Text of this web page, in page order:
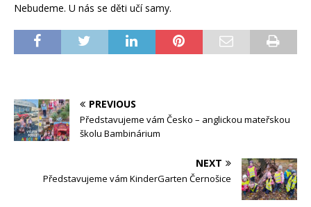
Nebudeme. U nás se děti učí samy.
PREVIOUS
Představujeme vám Česko – anglickou mateřskou
školu Bambinárium
NEXT
Představujeme vám KinderGarten Černošice